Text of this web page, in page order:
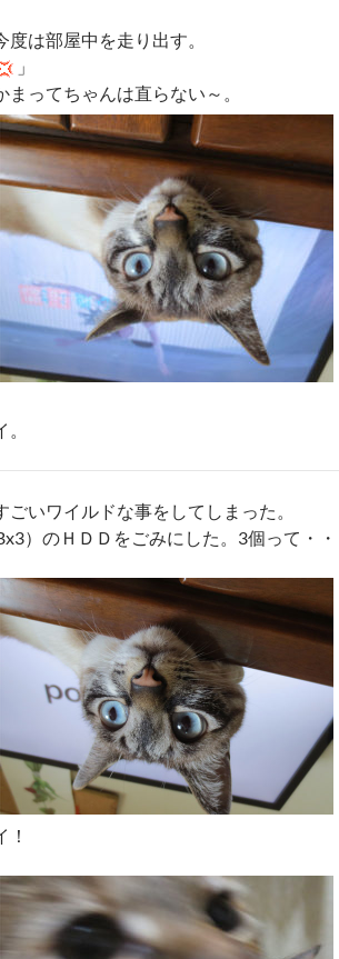
度は部屋中を走り出す。
」
まってちゃんは直らない～。
ごいワイルドな事をしてしまった。
）のＨＤＤをごみにした。3個って・
！